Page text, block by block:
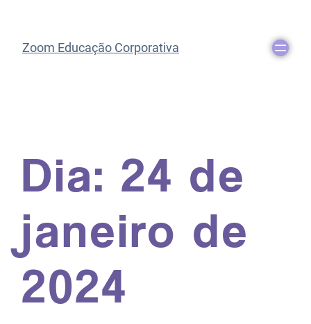
Zoom Educação Corporativa
Dia: 24 de
janeiro de
2024